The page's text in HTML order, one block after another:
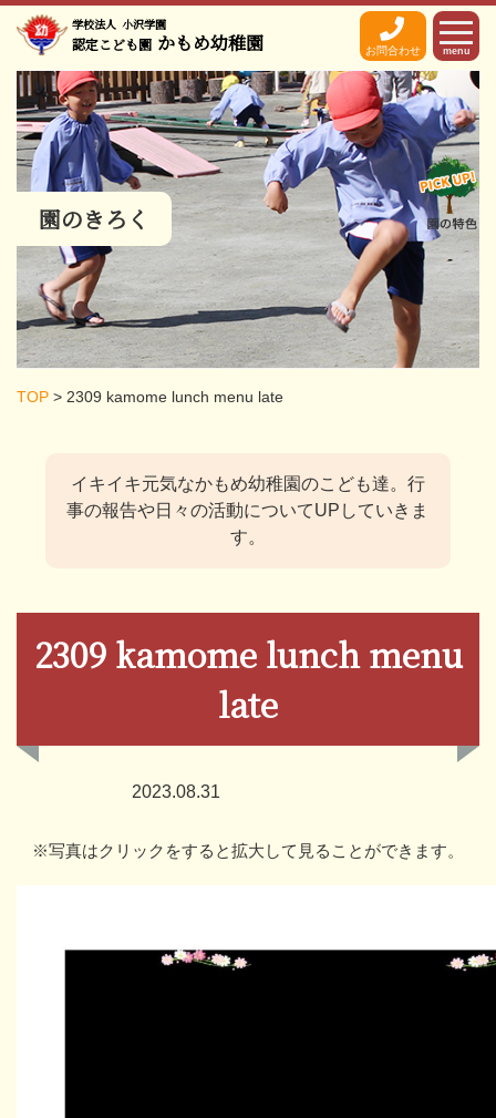
学校法人 小沢学園
認定こども園 かもめ幼稚園 お問合わせ menu
園のきろく
TOP > 2309 kamome lunch menu late
イキイキ元気なかもめ幼稚園のこども達。 行
事の報告や日々の活動についてUPしていきま
す。
2309 kamome lunch menu
late
2023.08.31
※写真はクリックをすると拡大して見ることができます。